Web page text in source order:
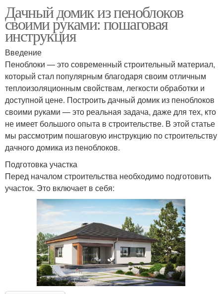
Дачный домик из пеноблоков
своими руками: пошаговая
инструкция
Введение
Пеноблоки — это современный строительный материал,
который стал популярным благодаря своим отличным
теплоизоляционным свойствам, легкости обработки и
доступной цене. Построить дачный домик из пеноблоков
своими руками — это реальная задача, даже для тех, кто
не имеет большого опыта в строительстве. В этой статье
мы рассмотрим пошаговую инструкцию по строительству
дачного домика из пеноблоков.
Подготовка участка
Перед началом строительства необходимо подготовить
участок. Это включает в себя: